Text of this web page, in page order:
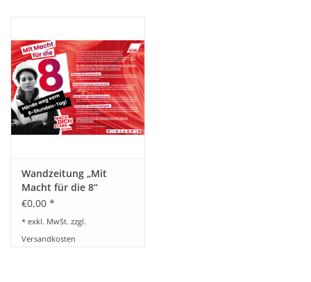
Wandzeitung „Mit
Macht für die 8“
€0,00 *
* exkl. MwSt. zzgl.
Versandkosten